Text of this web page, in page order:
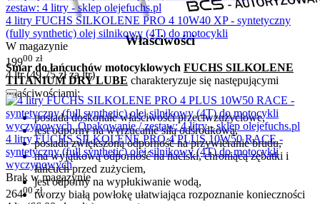
Właściwości
Smar do łańcuchów motocyklowych FUCHS SILKOLENE
TITANIUM DRY LUBE charakteryzuje się następującymi
właściwościami:
posiada doskonałe właściwości przeciwzużyciowe,
jest odporny na wyrzucanie siłą odśrodkową,
posiada zwiększoną odporność na przywieranie brudu,
ma wyjątkową odporność na naciski, chroniącą zębatki i
łańcuch przed zużyciem,
jest odporny na wypłukiwanie wodą,
tworzy białą powłokę ułatwiająca rozpoznanie konieczności
4 litry FUCHS SILKOLENE PRO 4 10W40 XP - syntetyczny
(fully synthetic) olej silnikowy (4T) do motocykli
W magazynie
19900 zł
4 ltr (49.75złza ltr)
4 litry FUCHS SILKOLENE PRO 4 PLUS 10W50 RACE -
syntetyczny (full synthetic) olej silnikowy (4T) do motocykli
wyczynowych
Brak w magazynie
26400 zł